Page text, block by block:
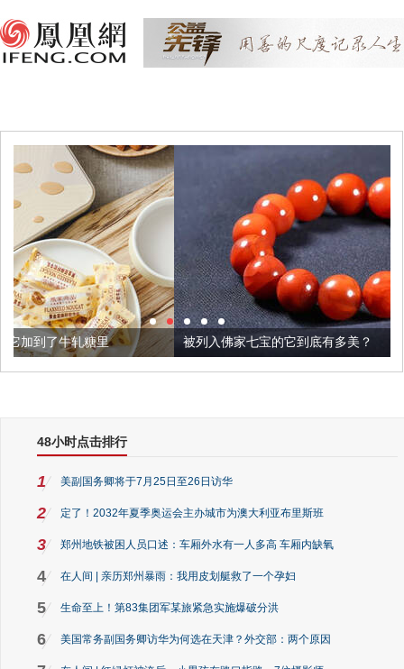
被列入佛家七宝的它到底有多美？
48小时点击排行
1 美副国务卿将于7月25日至26日访华
2 定了！2032年夏季奥运会主办城市为澳大利亚布里斯班
3 郑州地铁被困人员口述：车厢外水有一人多高 车厢内缺氧
4 在人间 | 亲历郑州暴雨：我用皮划艇救了一个孕妇
5 生命至上！第83集团军某旅紧急实施爆破分洪
6 美国常务副国务卿访华为何选在天津？外交部：两个原因